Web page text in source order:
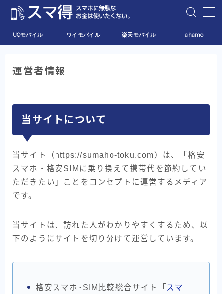
UQモバイル
楽天モバイル
ahamo
UQモバイル ワイモバイル 楽天モバイル ahamo
運営者情報
当サイトについて
当サイト（https://sumaho-toku.com）は、「格安
スマホ・格安SIMに乗り換えて携帯代を節約してい
ただきたい」ことをコンセプトに運営するメディア
です。
当サイトは、訪れた人がわかりやすくするため、以
下のようにサイトを切り分けて運営しています。
格安スマホ･SIM比較総合サイト「 スマ